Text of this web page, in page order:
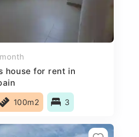
house for rent in
100m2 3